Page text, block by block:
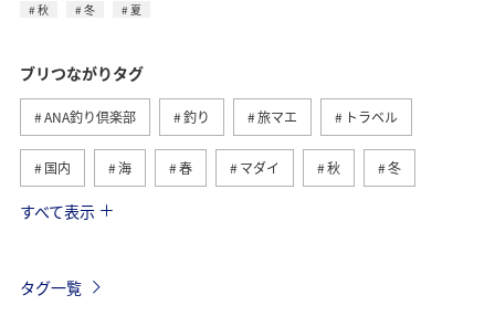
秋
冬 夏
ブリつながりタグ
ANA釣り倶楽部 釣り 旅マエ トラベル
国内 海 春 マダイ 秋 冬
神奈川県
すべて表示
タグ一覧